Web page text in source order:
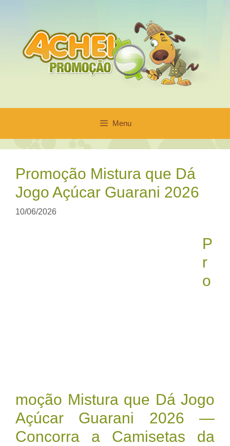
conteúdo
Menu
Promoção Mistura que Dá
Jogo Açúcar Guarani 2026
10/06/2026
P
r
o
moção Mistura que Dá Jogo
Açúcar Guarani 2026 —
Concorra a Camisetas da